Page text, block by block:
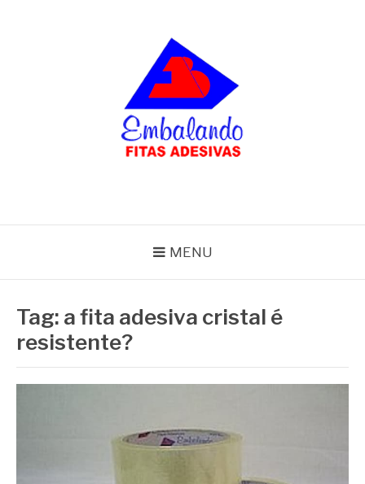
MENU
Tag: a fita adesiva cristal é
resistente?